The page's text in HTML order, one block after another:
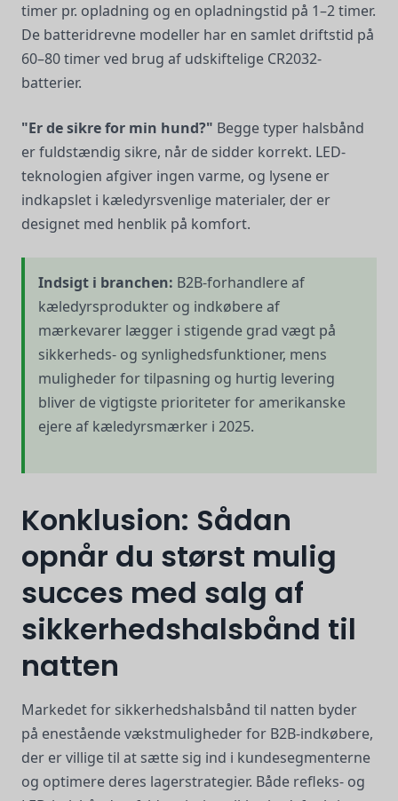
timer pr. opladning og en opladningstid på 1–2 timer.
De batteridrevne modeller har en samlet driftstid på
60–80 timer ved brug af udskiftelige CR2032-
batterier.
"Er de sikre for min hund?" Begge typer halsbånd
er fuldstændig sikre, når de sidder korrekt. LED-
teknologien afgiver ingen varme, og lysene er
indkapslet i kæledyrsvenlige materialer, der er
designet med henblik på komfort.
Indsigt i branchen: B2B-forhandlere af
kæledyrsprodukter og indkøbere af
mærkevarer lægger i stigende grad vægt på
sikkerheds- og synlighedsfunktioner, mens
muligheder for tilpasning og hurtig levering
bliver de vigtigste prioriteter for amerikanske
ejere af kæledyrsmærker i 2025.
Konklusion: Sådan
opnår du størst mulig
succes med salg af
sikkerhedshalsbånd til
natten
Markedet for sikkerhedshalsbånd til natten byder
på enestående vækstmuligheder for B2B-indkøbere,
der er villige til at sætte sig ind i kundesegmenterne
og optimere deres lagerstrategier. Både refleks- og